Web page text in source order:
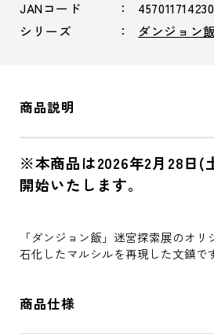
JANコード
シリーズ
ダンジョン飯
商品説明
※本商品は2026年2月28日(
開始いたします。
「ダンジョン飯」迷宮探索展のオリ
石化したマルシルを再現した文鎮で
商品仕様